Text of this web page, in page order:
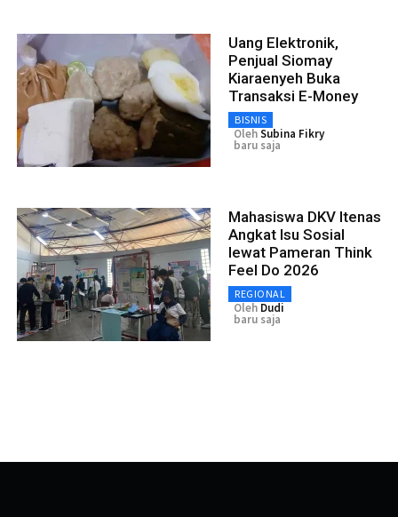
Uang Elektronik,
Penjual Siomay
Kiaraenyeh Buka
Transaksi E-Money
BISNIS
OlehSubina Fikry
baru saja
Mahasiswa DKV Itenas
Angkat Isu Sosial
lewat Pameran Think
Feel Do 2026
REGIONAL
Oleh Dudi
baru saja